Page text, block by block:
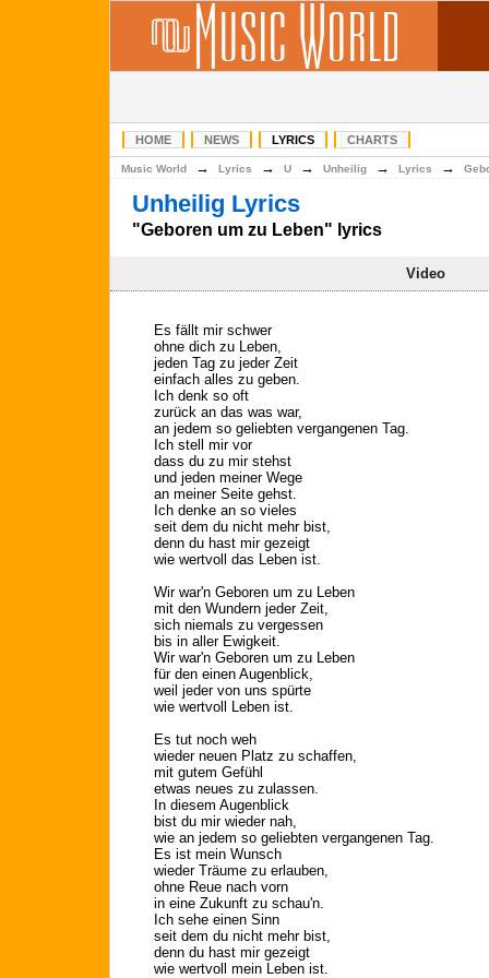
HOME NEWS LYRICS CHARTS
Music World → Lyrics → U → Unheilig → Lyrics →
Unheilig Lyrics
"Geboren um zu Leben" lyrics
Video
Es fällt mir schwer
ohne dich zu Leben,
jeden Tag zu jeder Zeit
einfach alles zu geben.
Ich denk so oft
zurück an das was war,
an jedem so geliebten vergangenen Tag.
Ich stell mir vor
dass du zu mir stehst
und jeden meiner Wege
an meiner Seite gehst.
Ich denke an so vieles
seit dem du nicht mehr bist,
denn du hast mir gezeigt
wie wertvoll das Leben ist.
Wir war'n Geboren um zu Leben
mit den Wundern jeder Zeit,
sich niemals zu vergessen
bis in aller Ewigkeit.
Wir war'n Geboren um zu Leben
für den einen Augenblick,
weil jeder von uns spürte
wie wertvoll Leben ist.
Es tut noch weh
wieder neuen Platz zu schaffen,
mit gutem Gefühl
etwas neues zu zulassen.
In diesem Augenblick
bist du mir wieder nah,
wie an jedem so geliebten vergangenen Tag.
Es ist mein Wunsch
wieder Träume zu erlauben,
ohne Reue nach vorn
in eine Zukunft zu schau'n.
Ich sehe einen Sinn
seit dem du nicht mehr bist,
denn du hast mir gezeigt
wie wertvoll mein Leben ist.